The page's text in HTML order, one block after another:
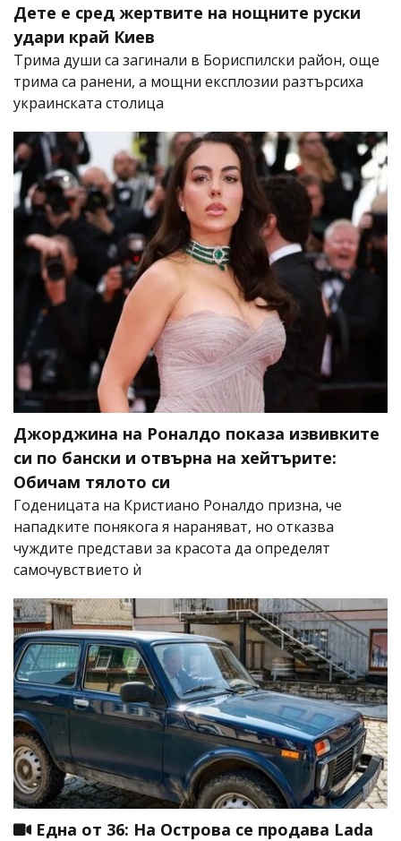
Дете е сред жертвите на нощните руски
удари край Киев
Трима души са загинали в Бориспилски район, още
трима са ранени, а мощни експлозии разтърсиха
украинската столица
Джорджина на Роналдо показа извивките
си по бански и отвърна на хейтърите:
Обичам тялото си
Годеницата на Кристиано Роналдо призна, че
нападките понякога я нараняват, но отказва
чуждите представи за красота да определят
самочувствието ѝ
Една от 36: На Острова се продава Lada